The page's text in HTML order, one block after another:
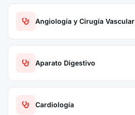
Angiología y Cirugía Vascular
Aparato Digestivo
Cardiología